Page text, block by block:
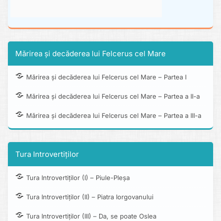
Mărirea și decăderea lui Felcerus cel Mare
Mărirea și decăderea lui Felcerus cel Mare – Partea I
Mărirea și decăderea lui Felcerus cel Mare – Partea a II-a
Mărirea și decăderea lui Felcerus cel Mare – Partea a III-a
Tura Introvertiților
Tura Introvertiților (I) – Piule-Pleșa
Tura Introvertiților (II) – Piatra Iorgovanului
Tura Introvertiților (III) – Da, se poate Oslea